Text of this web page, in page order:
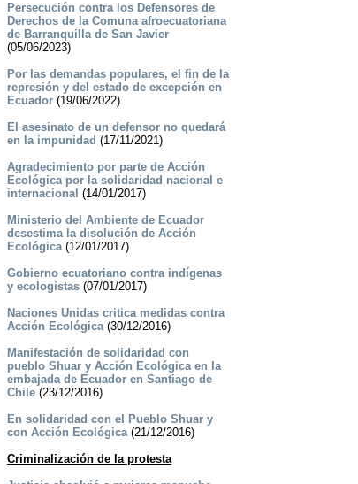
Persecución contra los Defensores de
Derechos de la Comuna afroecuatoriana
de Barranquilla de San Javier
(05/06/2023)
Por las demandas populares, el fin de la
represión y del estado de excepción en
Ecuador(19/06/2022)
El asesinato de un defensor no quedará
en la impunidad (17/11/2021)
Agradecimiento por parte de Acción
Ecológica por la solidaridad nacional e
internacional (14/01/2017)
Ministerio del Ambiente de Ecuador
desestima la disolución de Acción
Ecológica(12/01/2017)
Gobierno ecuatoriano contra indígenas
y ecologistas(07/01/2017)
Naciones Unidas critica medidas contra
Acción Ecológica(30/12/2016)
Manifestación de solidaridad con
pueblo Shuar y Acción Ecológica en la
embajada de Ecuador en Santiago de
Chile(23/12/2016)
En solidaridad con el Pueblo Shuar y
con Acción Ecológica(21/12/2016)
Criminalización de la protesta